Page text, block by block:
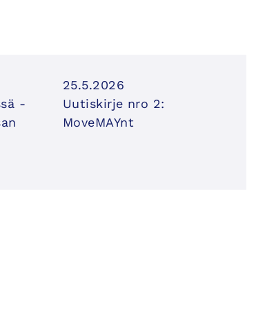
-
25.5.2026
Uutiskirje nro 2:
MoveMAYnt